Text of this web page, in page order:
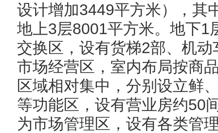
设计增加3449平方米），其
地上3层8001平方米。地下1
交换区，设有货梯2部、机
市场经营区，室内布局按商
区域相对集中，分别设立鲜
等功能区，设有营业房约50
为市场管理区，设有各类管